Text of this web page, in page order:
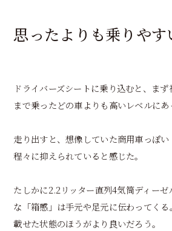
思ったよりも乗りやす
ドライバーズシートに乗り込むと、ま
まで乗ったどの車よりも高いレベルにあ
走り出すと、想像していた商用車っぽ
程々に抑えられていると感じた。
たしかに2.2リッター直列4気筒ディー
な「箱感」は手元や足元に伝わってく
載せた状態のほうがより良いだろう。